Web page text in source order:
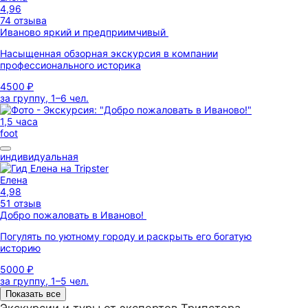
4,96
74 отзыва
Иваново яркий и предприимчивый
Насыщенная обзорная экскурсия в компании
профессионального историка
4500 ₽
за группу, 1–6 чел.
1,5 часа
foot
индивидуальная
Елена
4,98
51 отзыв
Добро пожаловать в Иваново!
Погулять по уютному городу и раскрыть его богатую
историю
5000 ₽
за группу, 1–5 чел.
Показать все